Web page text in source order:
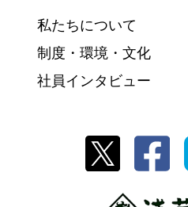
私たちについて
制度・環境・文化
社員インタビュー